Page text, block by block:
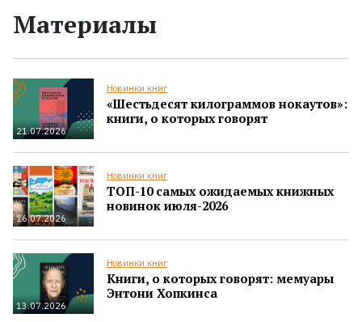
Материалы
21.07.2026
Новинки книг
«Шестьдесят килограммов нокаутов»:
книги, о которых говорят
16.07.2026
Новинки книг
ТОП-10 самых ожидаемых книжных
новинок июля-2026
13.07.2026
Новинки книг
Книги, о которых говорят: мемуары
Энтони Хопкинса